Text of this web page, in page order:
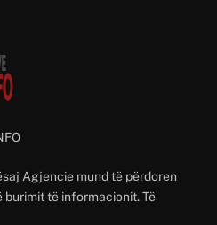
Agjencie mund të përdoren
të informacionit. Të